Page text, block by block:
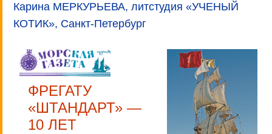
Карина МЕРКУРЬЕВА, литстудия «УЧЕНЫЙ
КОТИК», Санкт-Петербург
ФРЕГАТУ
«ШТАНДАРТ» —
10 ЛЕТ